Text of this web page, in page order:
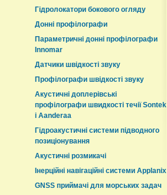
Гідролокатори бокового огляду
Донні профілографи
Параметричні донні профілографи
Innomar
Датчики швідкості звуку
Профілографи швідкості звуку
Акустичні доплерівські
профілографи швидкості течії Sontek
і Aanderaa
Гідроакустичні системи підводного
позиціонування
Акустичні розмикачі
Інерційні навігаційні системи Applanix
GNSS приймачі для морських задач